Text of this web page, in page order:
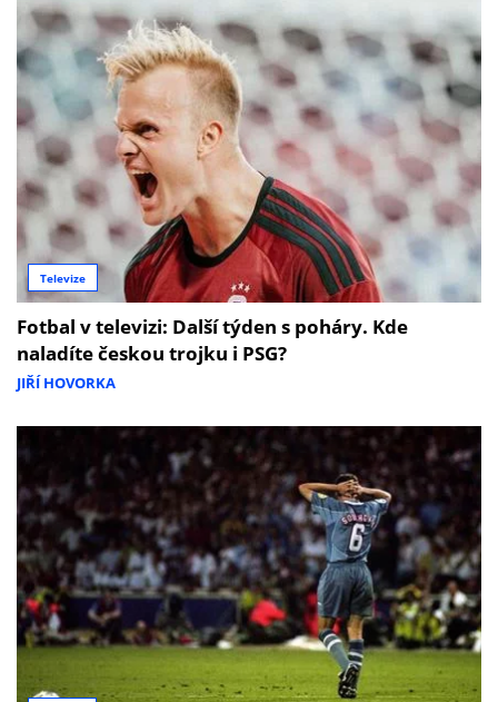
Televize
Fotbal v televizi: Další týden s poháry. Kde
naladíte českou trojku i PSG?
JIŘÍ HOVORKA